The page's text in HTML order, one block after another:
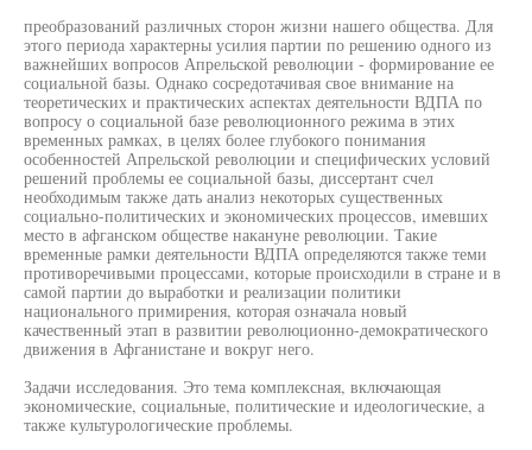
преобразований различных сторон жизни нашего общества. Для
этого периода характерны усилия партии по решению одного из
важнейших вопросов Апрельской революции - формирование ее
социальной базы. Однако сосредотачивая свое внимание на
теоретических и практических аспектах деятельности ВДПА по
вопросу о социальной базе революционного режима в этих
временных рамках, в целях более глубокого понимания
особенностей Апрельской революции и специфических условий
решений проблемы ее социальной базы, диссертант счел
необходимым также дать анализ некоторых существенных
социально-политических и экономических процессов, имевших
место в афганском обществе накануне революции. Такие
временные рамки деятельности ВДПА определяются также теми
противоречивыми процессами, которые происходили в стране и в
самой партии до выработки и реализации политики
национального примирения, которая означала новый
качественный этап в развитии революционно-демократического
движения в Афганистане и вокруг него.
Задачи исследования. Это тема комплексная, включающая
экономические, социальные, политические и идеологические, а
также культурологические проблемы.